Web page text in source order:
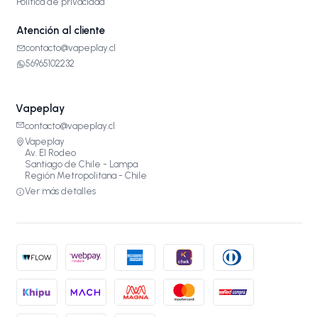
Atención al cliente
contacto@vapeplay.cl
56965102232
Vapeplay
contacto@vapeplay.cl
Vapeplay
Av. El Rodeo
Santiago de Chile - Lampa
Región Metropolitana - Chile
Ver más detalles